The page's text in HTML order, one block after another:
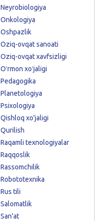
Neyrobiologiya
Onkologiya
Oshpazlik
Oziq-ovqat sanoati
Oziq-ovqat xavfsizligi
Oʻrmon xoʻjaligi
Pedagogika
Planetologiya
Psixologiya
Qishloq xo'jaligi
Qurilish
Raqamli texnologiyalar
Raqqoslik
Rassomchilik
Robototexnika
Rus tili
Salomatlik
San'at